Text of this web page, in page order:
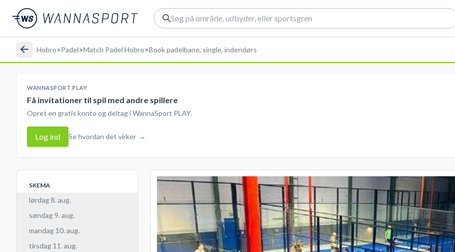
Hobro>Padel>Match Padel Hobro>Book padelbane, single, indendørs
WANNASPORT PLAY
Få invitationer til spil med andre spillere
Opret en gratis konto og deltag i WannaSport PLAY.
Log ind Se hvordan det virker →
SKEMA
lørdag 8. aug.
søndag 9. aug.
mandag 10. aug.
tirsdag 11. aug.